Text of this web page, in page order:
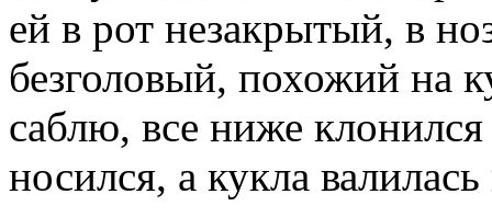
ей в рот незакрытый, в
безголовый, похожий на
саблю, все ниже
носился, а кукла